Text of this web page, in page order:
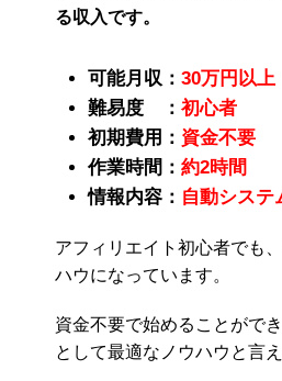
る収入です。
可能月収： 30万円以上
難易度 ： 初心者
初期費用： 資金不要
作業時間： 約2時間
情報内容： 自動システ
アフィリエイト初心者でも
ハウになっています。
資金不要で始めることがで
として最適なノウハウと言